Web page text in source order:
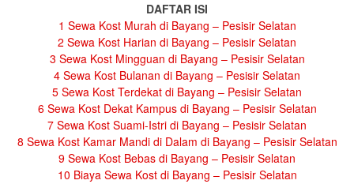
DAFTAR ISI
1 Sewa Kost Murah di Bayang – Pesisir Selatan
2 Sewa Kost Harian di Bayang – Pesisir Selatan
3 Sewa Kost Mingguan di Bayang – Pesisir Selatan
4 Sewa Kost Bulanan di Bayang – Pesisir Selatan
5 Sewa Kost Terdekat di Bayang – Pesisir Selatan
6 Sewa Kost Dekat Kampus di Bayang – Pesisir Selatan
7 Sewa Kost Suami-Istri di Bayang – Pesisir Selatan
8 Sewa Kost Kamar Mandi di Dalam di Bayang – Pesisir Selatan
9 Sewa Kost Bebas di Bayang – Pesisir Selatan
10 Biaya Sewa Kost di Bayang – Pesisir Selatan